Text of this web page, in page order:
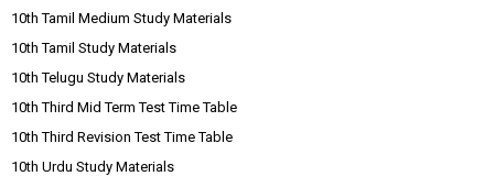
10th Tamil Medium Study Materials
10th Tamil Study Materials
10th Telugu Study Materials
10th Third Mid Term Test Time Table
10th Third Revision Test Time Table
10th Urdu Study Materials